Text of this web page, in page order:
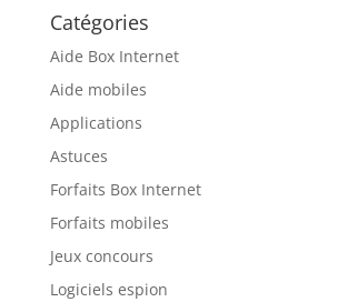
Catégories
Aide Box Internet
Aide mobiles
Applications
Astuces
Forfaits Box Internet
Forfaits mobiles
Jeux concours
Logiciels espion